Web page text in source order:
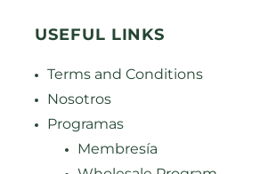
USEFUL LINKS
Terms and Conditions
Nosotros
Programas
Membresía